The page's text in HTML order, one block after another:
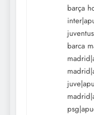
barça
barca